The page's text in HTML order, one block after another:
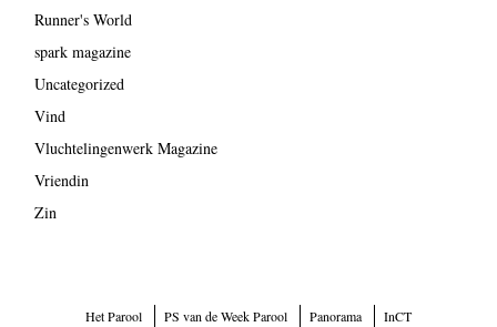
Runner's World
spark magazine
Uncategorized
Vind
Vluchtelingenwerk Magazine
Vriendin
Zin
Het Parool PS van de Week Parool Panorama InCT